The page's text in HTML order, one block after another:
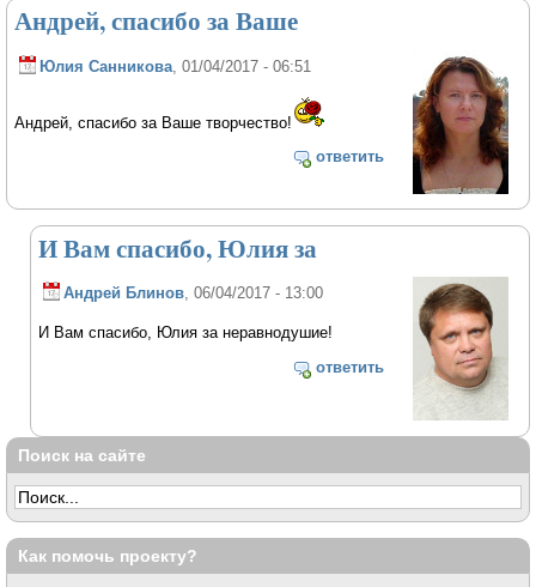
Андрей, спасибо за Ваше
Юлия Санникова , 01/04/2017 - 06:51
Андрей, спасибо за Ваше творчество!
ответить
И Вам спасибо, Юлия за
Андрей Блинов, 06/04/2017 - 13:00
И Вам спасибо, Юлия за неравнодушие!
ответить
Поиск на сайте
Как помочь проекту?